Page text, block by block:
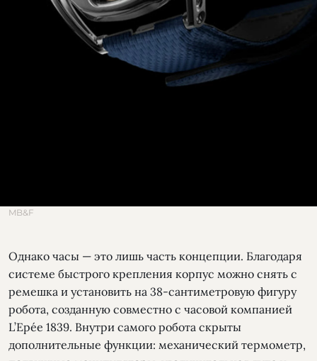
MB&F
Однако часы — это лишь часть концепции. Благодаря
системе быстрого крепления корпус можно снять с
ремешка и установить на 38-сантиметровую фигуру
робота, созданную совместно с часовой компанией
L’Epée 1839. Внутри самого робота скрыты
дополнительные функции: механический термометр,